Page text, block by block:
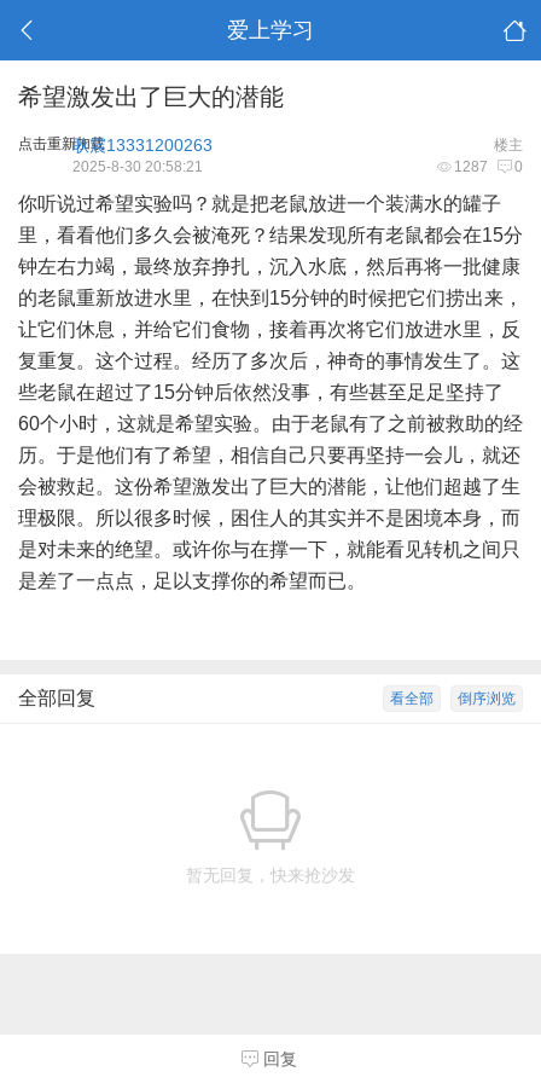
爱上学习
希望激发出了巨大的潜能
点击重新加载 楼主
耿震13331200263
1287 0
2025-8-30 20:58:21
你听说过希望实验吗？就是把老鼠放进一个装满水的罐子
里，看看他们多久会被淹死？结果发现所有老鼠都会在15分
钟左右力竭，最终放弃挣扎，沉入水底，然后再将一批健康
的老鼠重新放进水里，在快到15分钟的时候把它们捞出来，
让它们休息，并给它们食物，接着再次将它们放进水里，反
复重复。这个过程。经历了多次后，神奇的事情发生了。这
些老鼠在超过了15分钟后依然没事，有些甚至足足坚持了
60个小时，这就是希望实验。由于老鼠有了之前被救助的经
历。于是他们有了希望，相信自己只要再坚持一会儿，就还
会被救起。这份希望激发出了巨大的潜能，让他们超越了生
理极限。所以很多时候，困住人的其实并不是困境本身，而
是对未来的绝望。或许你与在撑一下，就能看见转机之间只
是差了一点点，足以支撑你的希望而已。
倒序浏览
看全部
全部回复
暂无回复，快来抢沙发
回复